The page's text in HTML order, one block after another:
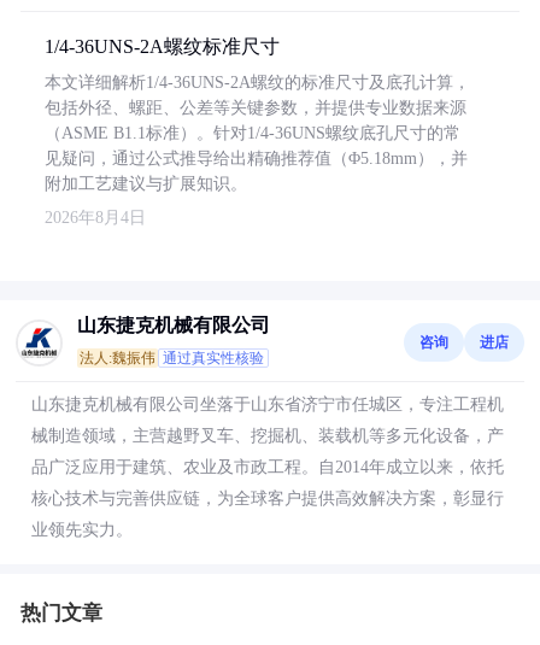
1/4-36UNS-2A螺纹标准尺寸
本文详细解析1/4-36UNS-2A螺纹的标准尺寸及底孔计算，
包括外径、螺距、公差等关键参数，并提供专业数据来源
（ASME B1.1标准）。针对1/4-36UNS螺纹底孔尺寸的常
见疑问，通过公式推导给出精确推荐值（Φ5.18mm），并
附加工艺建议与扩展知识。
2026年8月4日
山东捷克机械有限公司
法人:魏振伟 通过真实性核验
咨询 进店
山东捷克机械有限公司坐落于山东省济宁市任城区，专注工程机
械制造领域，主营越野叉车、挖掘机、装载机等多元化设备，产
品广泛应用于建筑、农业及市政工程。自2014年成立以来，依托
核心技术与完善供应链，为全球客户提供高效解决方案，彰显行
业领先实力。
热门文章